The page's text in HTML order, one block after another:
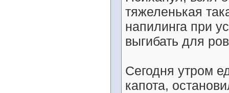
тяжеленькая
напилинга при
выгибать для
Сегодня утром
капота,